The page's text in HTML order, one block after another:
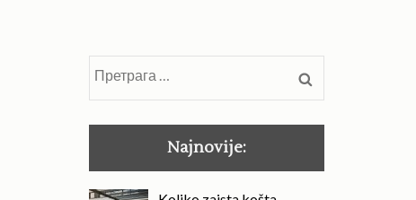
Претрага
за:
Najnovije: